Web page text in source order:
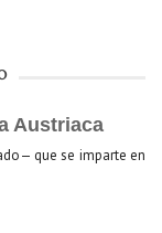
Austriaca
que se imparte en